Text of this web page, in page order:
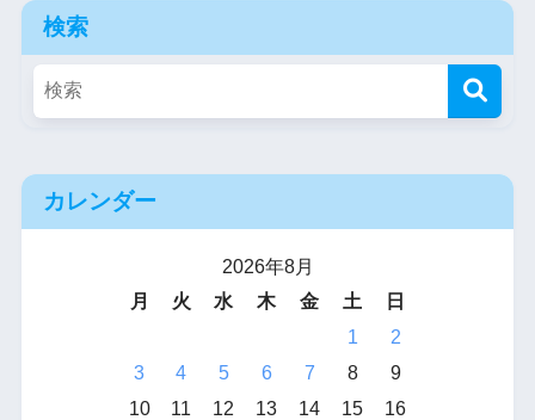
検索
カレンダー
2026年8月
月
火 水 木 金 土
日
1
2
3
4 5 6 7 8
9
10
11 12 13 14 15
16